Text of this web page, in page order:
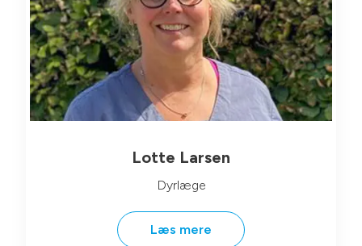
Lotte Larsen
Dyrlæge
Læs mere